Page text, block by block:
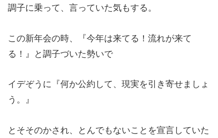
調子に乗って、言っていた気もする。
この新年会の時、『今年は来てる！流れが来て
る！』と調子づいた勢いで
イデぞうに『何か公約して、現実を引き寄せましょ
う。』
とそそのかされ、とんでもないことを宣言していた